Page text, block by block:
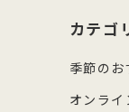
カテゴ
季節のお
オンラ